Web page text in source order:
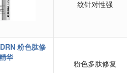
纹针对性强
粉色肽修
华
粉色多肽修复